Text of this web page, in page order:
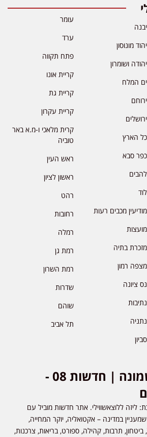
יבנה
יהוד מונוסון
יהודה ושומרון
ים המלח
ירוחם
ירושלים
כל הארץ
כפר סבא
להבים
לוד
מודיעין מכבים רעות
מועצות
מזכרת בתיה
מצפה רמון
נס ציונה
נתיבות
נתניה
סביון
עומר
ערד
פתח תקווה
קריית אונו
קריית גת
קריית עקרון
קרית מלאכי ו-מ.א באר
טוביה
ראש העין
ראשון לציון
רהט
רחובות
רמלה
רמת גן
רמת השרון
שדרות
שוהם
תל אביב
חדשות אפס שמונה | חדשות 08 -
ליזה ללוצאשווילי. אתר חדשות מוביל עם
במדינה – אקטואליה, יוקר המחייה,
תרבות, קהילה, ספורט, בריאות, צרכנות,